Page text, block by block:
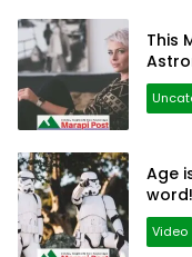
This
Age
word!
Video